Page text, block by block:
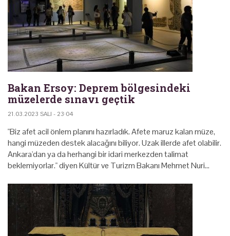
Bakan Ersoy: Deprem bölgesindeki
müzelerde sınavı geçtik
21.03.2023 SALI - 23:04
"Biz afet acil önlem planını hazırladık. Afete maruz kalan müze,
hangi müzeden destek alacağını biliyor. Uzak illerde afet olabilir.
Ankara'dan ya da herhangi bir idari merkezden talimat
beklemiyorlar." diyen Kültür ve Turizm Bakanı Mehmet Nuri…